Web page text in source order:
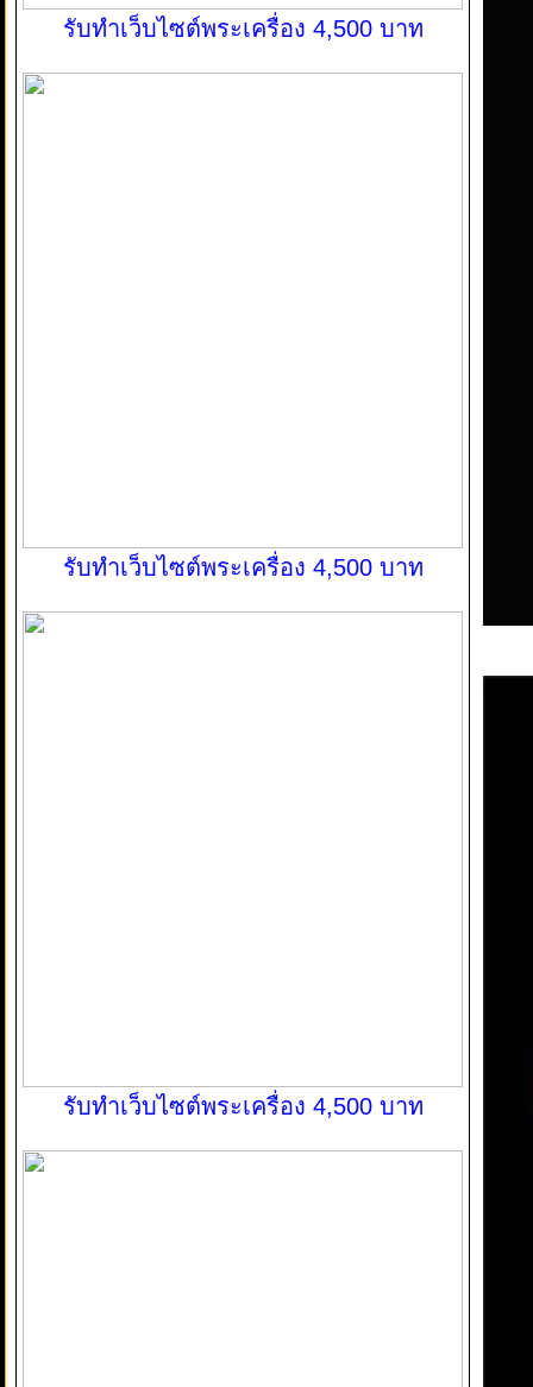
รับทำเว็บไซต์พระเครื่อง 4,500 บาท
รับทำเว็บไซต์พระเครื่อง 4,500 บาท
รับทำเว็บไซต์พระเครื่อง 4,500 บาท